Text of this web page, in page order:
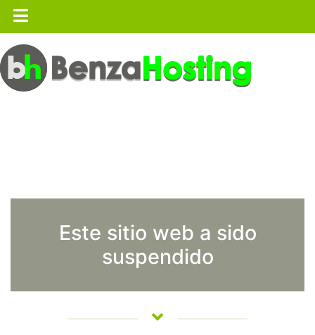
Este sitio web a sido
suspendido